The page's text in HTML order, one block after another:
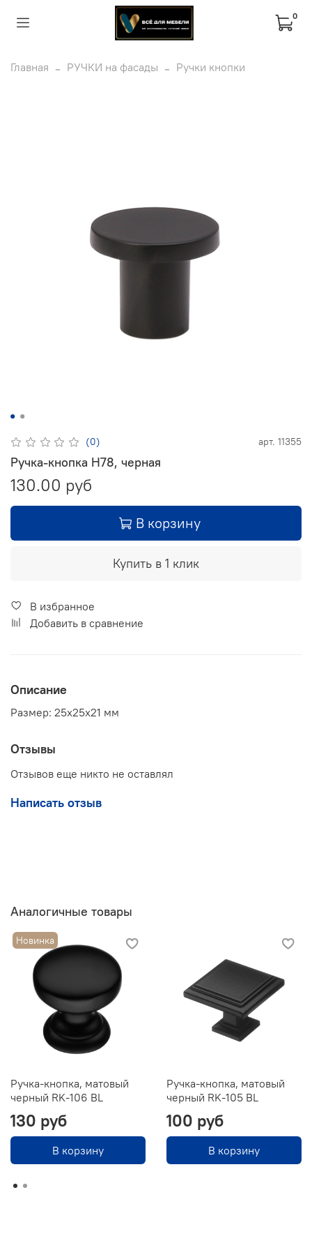
0
Главная РУЧКИ на фасады Ручки кнопки
(0) арт. 11355
Ручка-кнопка H78, черная
130.00 руб
В корзину
Купить в 1 клик
В избранное
Добавить в сравнение
Описание
Размер: 25х25х21 мм
Отзывы
Отзывов еще никто не оставлял
Написать отзыв
Аналогичные товары
Новинка
Ручка-кнопка, матовый
черный RK-106 BL
130 руб
В корзину
Ручка-кнопка, матовый
черный RK-105 BL
100 руб
В корзину